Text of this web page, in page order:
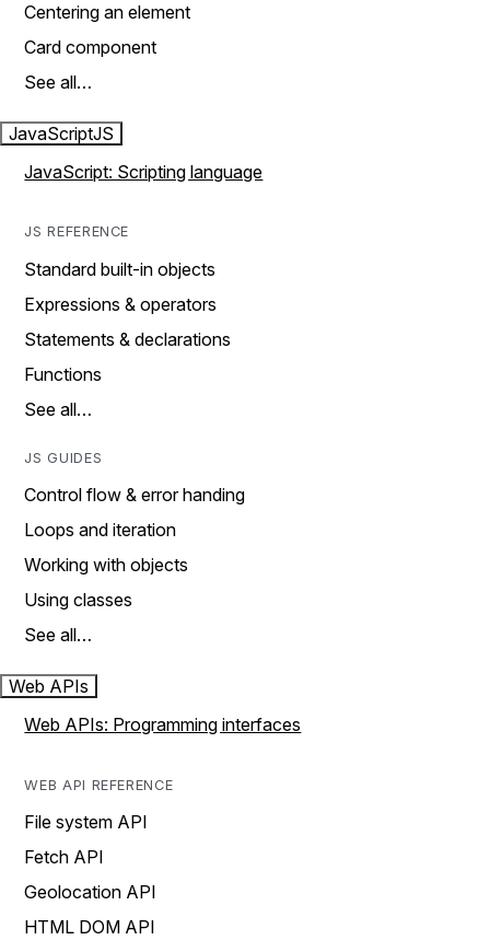
Centering an element
Card component
See all…
JavaScriptJS
JavaScript: Scripting language
JS REFERENCE
Standard built-in objects
Expressions & operators
Statements & declarations
Functions
See all…
JS GUIDES
Control flow & error handing
Loops and iteration
Working with objects
Using classes
See all…
Web APIs
Web APIs: Programming interfaces
WEB API REFERENCE
File system API
Fetch API
Geolocation API
HTML DOM API